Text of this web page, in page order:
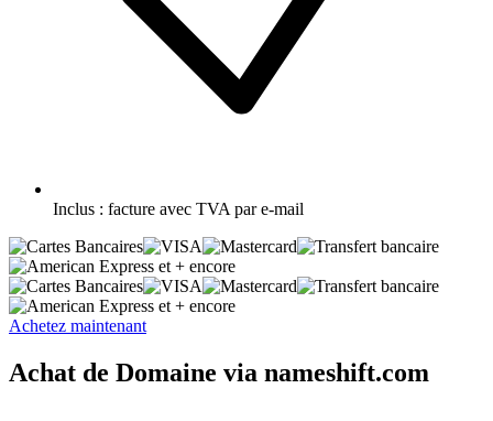
Inclus : facture avec TVA par e-mail
et + encore
et + encore
Achetez maintenant
Achat de Domaine via nameshift.com